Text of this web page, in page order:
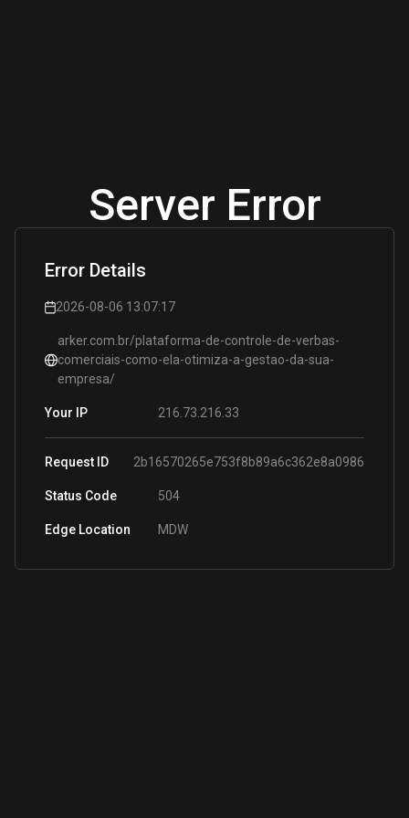
Server Error
Error Details
2026-08-06 13:07:17
arker.com.br/plataforma-de-controle-de-verbas-
comerciais-como-ela-otimiza-a-gestao-da-sua-
empresa/
Your IP 216.73.216.33
Request ID 2b16570265e753f8b89a6c362e8a0986
Status Code 504
Edge Location MDW